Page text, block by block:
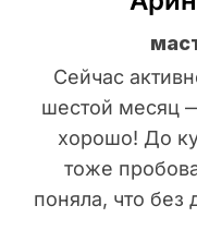
Сейчас
шестой месяц
хорошо! До
тоже
поняла, что